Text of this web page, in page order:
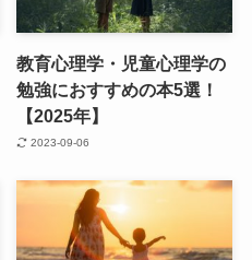
教育心理学・児童心理学の
勉強におすすめの本5選！
【2025年】
2023-09-06